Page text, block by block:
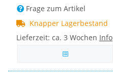
Frage zum Artikel
Knapper Lagerbestand
Lieferzeit: ca. 3 Wochen Info